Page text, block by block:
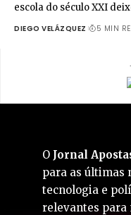
escola do século XXI
DIEGO VELÁZQUEZ 5 MIN
O Jornal
para as últimas
tecnologia e
relevantes para